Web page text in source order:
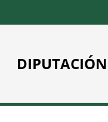
DIPUTACIÓN